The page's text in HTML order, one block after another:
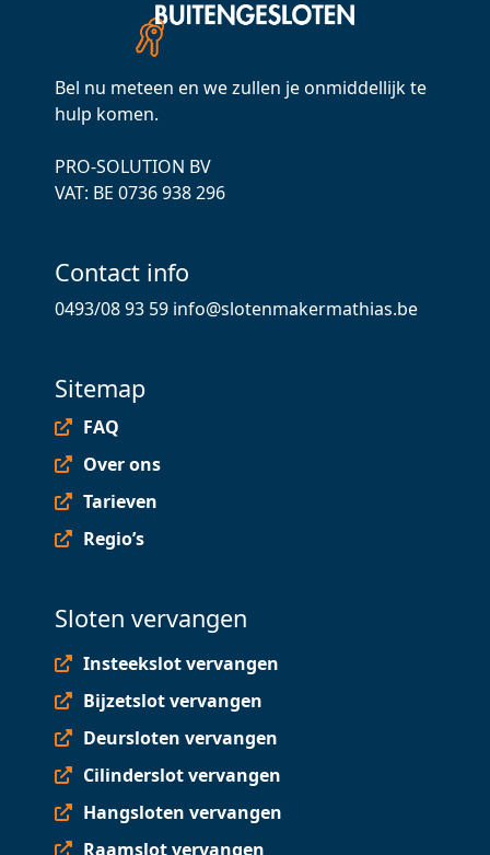
Bel nu meteen en we zullen je onmiddellijk te
hulp komen.
PRO-SOLUTION BV
VAT: ВЕ 0736 938 296
Contact info
0493/08 93 59 info@slotenmakermathias.be
Sitemap
FAQ
Over ons
Tarieven
Regio’s
Sloten vervangen
Insteekslot vervangen
Bijzetslot vervangen
Deursloten vervangen
Cilinderslot vervangen
Hangsloten vervangen
Raamslot vervangen